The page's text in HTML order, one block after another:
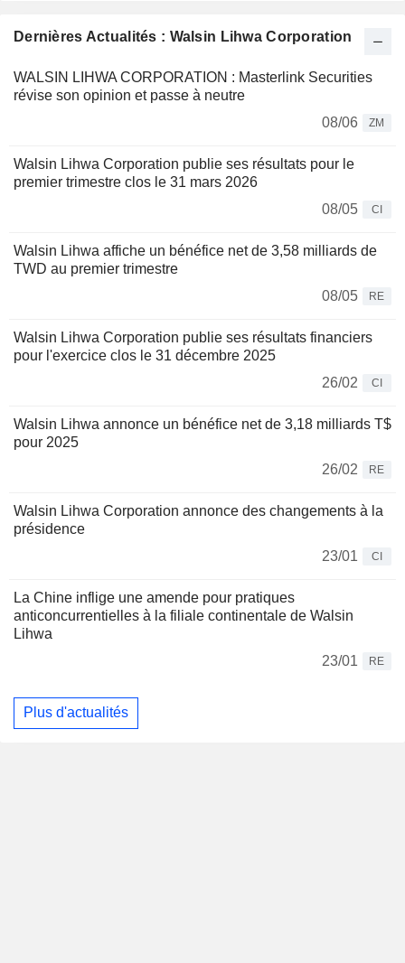
Dernières Actualités : Walsin Lihwa Corporation
WALSIN LIHWA CORPORATION : Masterlink Securities
révise son opinion et passe à neutre
08/06
ZM
Walsin Lihwa Corporation publie ses résultats pour le
premier trimestre clos le 31 mars 2026
08/05
CI
Walsin Lihwa affiche un bénéfice net de 3,58 milliards de
TWD au premier trimestre
08/05
RE
Walsin Lihwa Corporation publie ses résultats financiers
pour l'exercice clos le 31 décembre 2025
26/02
CI
Walsin Lihwa annonce un bénéfice net de 3,18 milliards T$
pour 2025
26/02
RE
Walsin Lihwa Corporation annonce des changements à la
présidence
23/01
CI
La Chine inflige une amende pour pratiques
anticoncurrentielles à la filiale continentale de Walsin
Lihwa
23/01
RE
Plus d'actualités